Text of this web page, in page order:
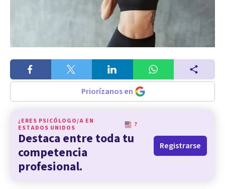
Priorízanos en
¿ERES PSICÓLOGO/A EN
ESTADOS UNIDOS
?
Destaca entre toda tu
competencia
profesional.
Registrarse